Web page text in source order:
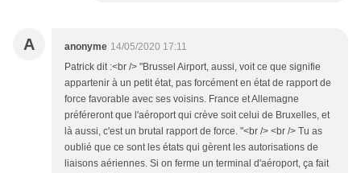
A anonyme 14/05/2020 17:11
Patrick dit :<br /> "Brussel Airport, aussi, voit ce que signifie
appartenir à un petit état, pas forcément en état de rapport de
force favorable avec ses voisins. France et Allemagne
préféreront que l'aéroport qui crève soit celui de Bruxelles, et
là aussi, c'est un brutal rapport de force. "<br /> <br /> Tu as
oublié que ce sont les états qui gèrent les autorisations de
liaisons aériennes. Si on ferme un terminal d'aéroport, ça fait